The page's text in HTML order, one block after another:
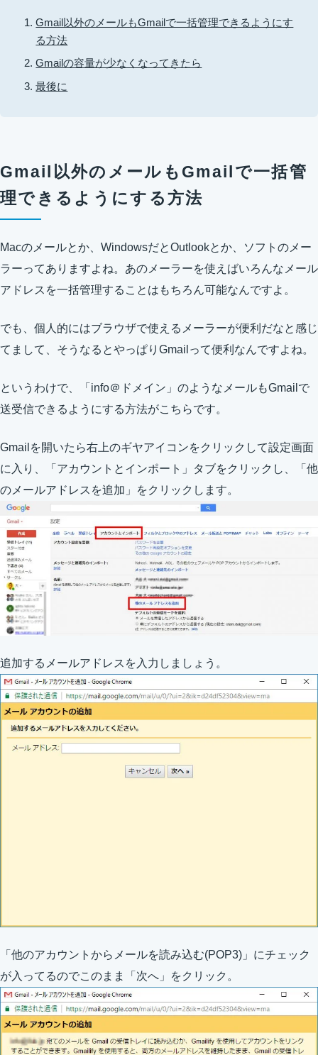
Gmail以外のメールもGmailで一括管理できるようにす
る方法
Gmailの容量が少なくなってきたら
最後に
Gmail以外のメールもGmailで一括管
理できるようにする方法
Macのメールとか、WindowsだとOutlookとか、ソフトのメー
ラーってありますよね。あのメーラーを使えばいろんなメール
アドレスを一括管理することはもちろん可能なんですよ。
でも、個人的にはブラウザで使えるメーラーが便利だなと感じ
てまして、そうなるとやっぱりGmailって便利なんですよね。
というわけで、「info＠ドメイン」のようなメールもGmailで
送受信できるようにする方法がこちらです。
Gmailを開いたら右上のギヤアイコンをクリックして設定画面
に入り、「アカウントとインポート」タブをクリックし、「他
のメールアドレスを追加」をクリックします。
追加するメールアドレスを入力しましょう。
「他のアカウントからメールを読み込む(POP3)」にチェック
が入ってるのでこのまま「次へ」をクリック。